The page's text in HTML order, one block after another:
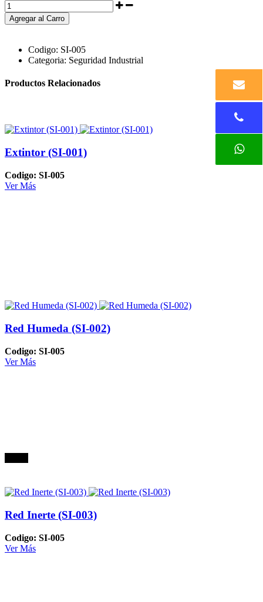
Agregar al Carro
Codigo: SI-005
Categoria: Seguridad Industrial
Productos Relacionados
Extintor (SI-001)
Codigo: SI-005
Ver Más
Red Humeda (SI-002)
Codigo: SI-005
Ver Más
Red Inerte (SI-003)
Codigo: SI-005
Ver Más